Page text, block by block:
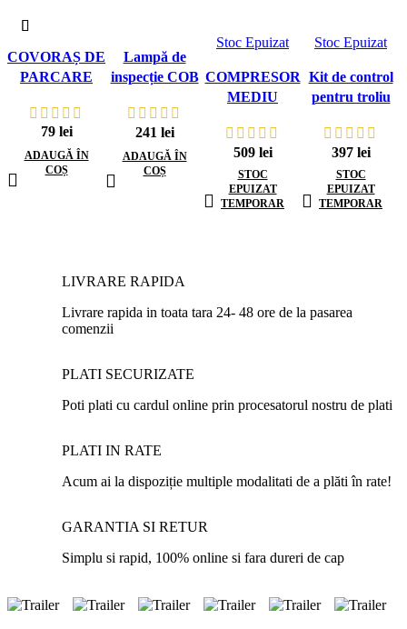
COVORAȘ DE
PARCARE
79 lei
ADAUGĂ ÎN
COȘ
Lampă de
inspecție COB
reîncărcabilă,
cu cârlig și
magnet
241 lei
ADAUGĂ ÎN
COȘ
Stoc Epuizat
COMPRESOR
MEDIU
509 lei
STOC
EPUIZAT
TEMPORAR
Stoc Epuizat
Kit de control
pentru troliu
500-990 kg
397 lei
STOC
EPUIZAT
TEMPORAR
LIVRARE RAPIDA
Livrare rapida in toata tara 24- 48 ore de la pasarea
comenzii
PLATI SECURIZATE
Poti plati cu cardul online prin procesatorul nostru de plati
PLATI IN RATE
Acum ai la dispoziție multiple modalitati de a plăti în rate!
GARANTIA SI RETUR
Simplu si rapid, 100% online si fara dureri de cap